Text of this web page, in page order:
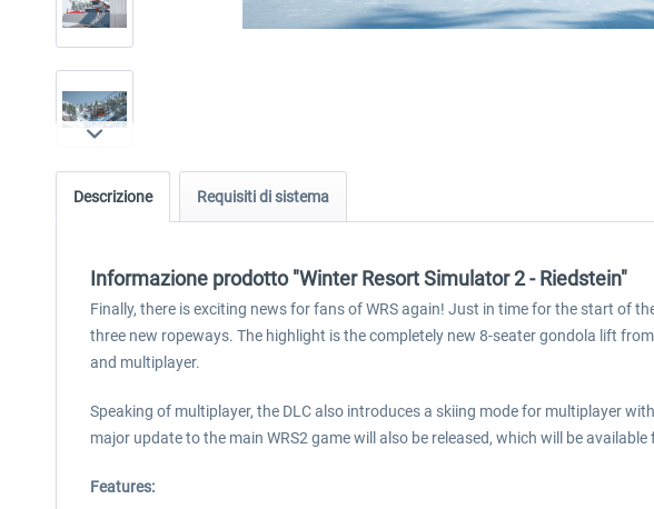
Descrizione Requisiti di sistema
Informazione prodotto "Winter Resort Simulator 2 - Riedstein"
Finally, there is exciting news for fans of WRS again! Just in time for the start of
three new ropeways. The highlight is the completely new 8-seater gondola lift
and multiplayer.
Speaking of multiplayer, the DLC also introduces a skiing mode for multiplayer
major update to the main WRS2 game will also be released, which will be
Features: